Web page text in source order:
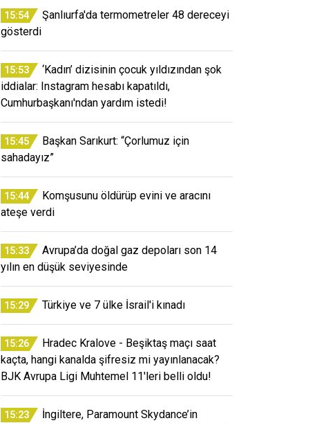
15:54
Şanlıurfa'da termometreler 48 dereceyi
gösterdi
15:53
‘Kadın’ dizisinin çocuk yıldızından şok
iddialar: Instagram hesabı kapatıldı,
Cumhurbaşkanı'ndan yardım istedi!
15:45
Başkan Sarıkurt: “Çorlumuz için
sahadayız”
15:44
Komşusunu öldürüp evini ve aracını
ateşe verdi
15:33
Avrupa’da doğal gaz depoları son 14
yılın en düşük seviyesinde
15:29 Türkiye ve 7 ülke İsrail'i kınadı
15:26
Hradec Kralove - Beşiktaş maçı saat
kaçta, hangi kanalda şifresiz mi yayınlanacak?
BJK Avrupa Ligi Muhtemel 11'leri belli oldu!
15:23
İngiltere, Paramount Skydance’in